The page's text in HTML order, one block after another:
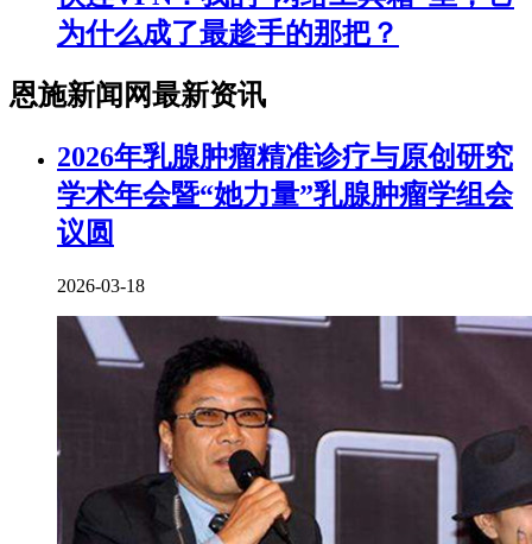
为什么成了最趁手的那把？
恩施新闻网最新资讯
2026年乳腺肿瘤精准诊疗与原创研究
学术年会暨“她力量”乳腺肿瘤学组会
议圆
2026-03-18